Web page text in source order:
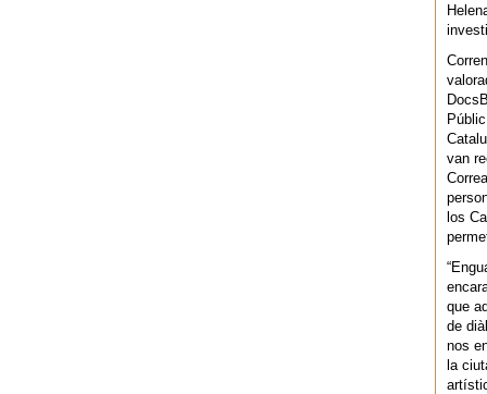
van
los
que
de
nos
la